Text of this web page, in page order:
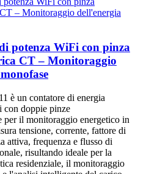
potenza WiFi con pinza
CT – Monitoraggio
è un contatore di energia
con doppie pinze
per il monitoraggio energetico in
tensione, corrente, fattore di
attiva, frequenza e flusso di
risultando ideale per la
residenziale, il monitoraggio